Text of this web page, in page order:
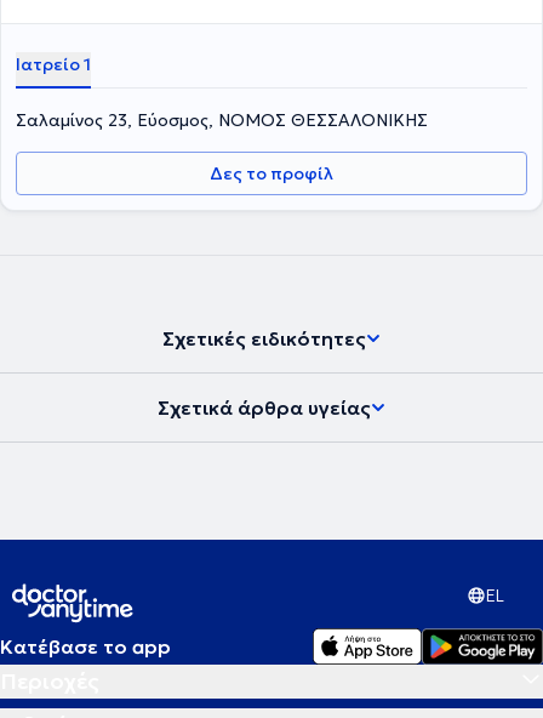
Ιατρείο 1
Σαλαμίνος 23, Εύοσμος, ΝΟΜΟΣ ΘΕΣΣΑΛΟΝΙΚΗΣ
Δες το προφίλ
Σχετικές ειδικότητες
Σχετικά άρθρα υγείας
EL
Κατέβασε το app